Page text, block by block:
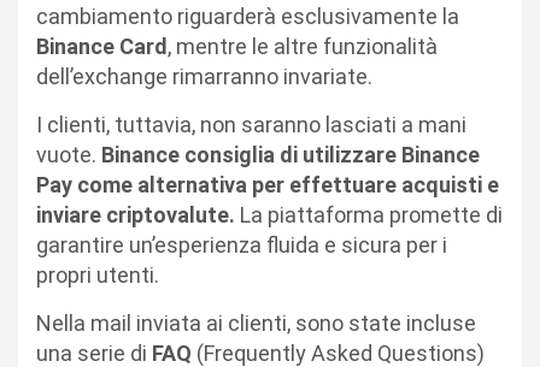
cambiamento riguarderà esclusivamente la
Binance Card, mentre le altre funzionalità
dell’exchange rimarranno invariate.
I clienti, tuttavia, non saranno lasciati a mani
vuote. Binance consiglia di utilizzare Binance
Pay come alternativa per effettuare acquisti e
inviare criptovalute. La piattaforma promette di
garantire un’esperienza fluida e sicura per i
propri utenti.
Nella mail inviata ai clienti, sono state incluse
una serie di FAQ (Frequently Asked Questions)